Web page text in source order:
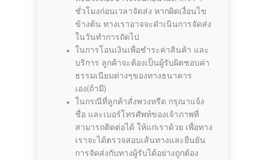
ชั่วโมงก่อนเวลาจัดส่ง หากผิดเงื่อนไข
ข้างต้น ทางเราอาจจะดำเนินการจัดส่ง
ในวันทำการถัดไป
ในการโอนเงินเพื่อชำระค่าสินค้า และ
บริการ ลูกค้าจะต้องเป็นผู้รับผิดชอบค่า
ธรรมเนียมต่างๆของทางธนาคาร
เอง(ถ้ามี)
ในกรณีที่ลูกค้าสั่งพวงหรีด กรุณาแจ้ง
ชื่อ และเบอร์โทรศัพท์ของเจ้าภาพที่
สามารถติดต่อได้ ให้แก่เราด้วย เพื่อทาง
เราจะได้ตรวจสอบเส้นทางและยืนยัน
การจัดส่งกับทางผู้รับได้อย่างถูกต้อง